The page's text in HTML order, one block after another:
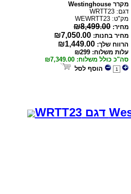
מקרר Westinghouse
דגם: WRTT23
מק"ט: WEWRTT23
מחיר: ₪8,499.00
מחיר בחנות: ₪7,050.00
הרווח שלך: ₪1,449.00
עלות משלוח: ₪299
סה"כ כולל משלוח: ₪7,349.00
הוסף לסל